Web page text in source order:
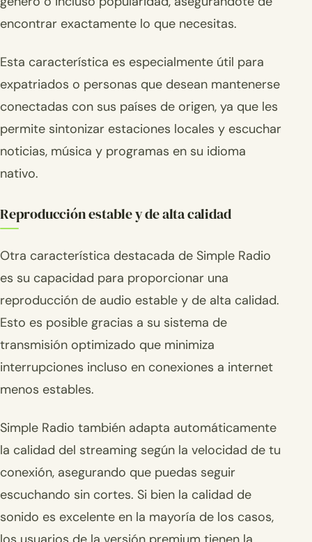
encontrar exactamente lo que necesitas.
Esta característica es especialmente útil para
expatriados o personas que desean mantenerse
conectadas con sus países de origen, ya que les
permite sintonizar estaciones locales y escuchar
noticias, música y programas en su idioma
nativo.
Reproducción estable y de alta calidad
Otra característica destacada de Simple Radio
es su capacidad para proporcionar una
reproducción de audio estable y de alta calidad.
Esto es posible gracias a su sistema de
transmisión optimizado que minimiza
interrupciones incluso en conexiones a internet
menos estables.
Simple Radio también adapta automáticamente
la calidad del streaming según la velocidad de tu
conexión, asegurando que puedas seguir
escuchando sin cortes. Si bien la calidad de
sonido es excelente en la mayoría de los casos,